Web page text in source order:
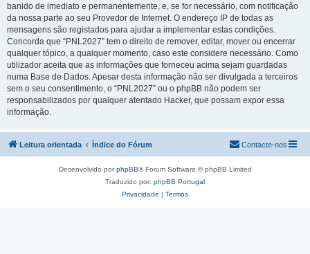
banido de imediato e permanentemente, e, se for necessário, com notificação
da nossa parte ao seu Provedor de Internet. O endereço IP de todas as
mensagens são registados para ajudar a implementar estas condições.
Concorda que “PNL2027” tem o direito de remover, editar, mover ou encerrar
qualquer tópico, a qualquer momento, caso este considere necessário. Como
utilizador aceita que as informações que forneceu acima sejam guardadas
numa Base de Dados. Apesar desta informação não ser divulgada a terceiros
sem o seu consentimento, o “PNL2027” ou o phpBB não podem ser
responsabilizados por qualquer atentado Hacker, que possam expor essa
informação.
Leitura orientada Índice do Fórum Contacte-nos
Desenvolvido porphpBB® Forum Software © phpBB Limited
Traduzido por: phpBB Portugal
Privacidade | Termos